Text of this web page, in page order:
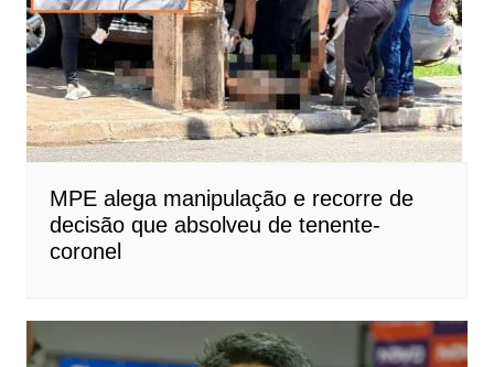
MPE alega manipulação e recorre de
decisão que absolveu de tenente-
coronel